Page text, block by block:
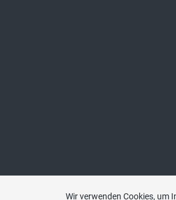
Wir verwenden Cookies, um